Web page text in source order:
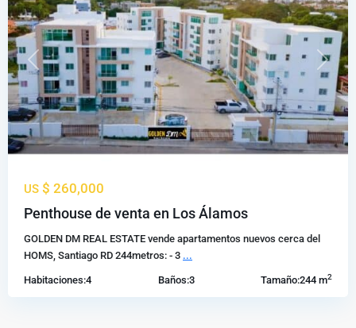
Previous Next
US $ 260,000
Penthouse de venta en Los Álamos
GOLDEN DM REAL ESTATE vende apartamentos nuevos cerca del
HOMS, Santiago RD 244metros: - 3 ...
Habitaciones:4 Baños:3 Tamaño:244 m2